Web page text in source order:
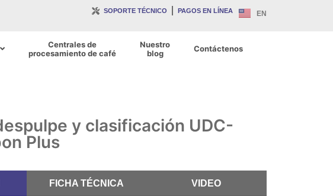
SOPORTE TÉCNICO PAGOS EN LÍNEA EN
Centrales de
procesamiento de café
Nuestro
blog
Contáctenos
y clasificación UDC-
Plus
FICHA TÉCNICA VIDEO